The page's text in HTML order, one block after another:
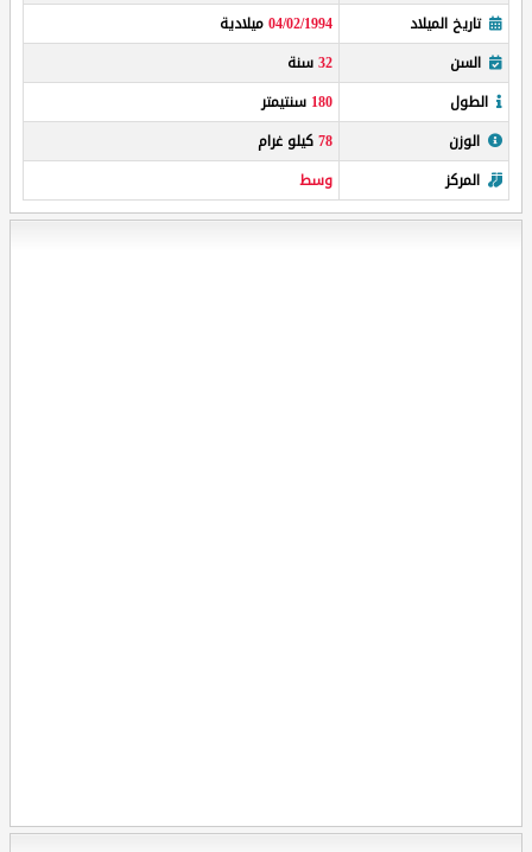
تاريخ الميلاد
04/02/1994ميلادية
السن
32سنة
الطول
180 سنتيمتر
الوزن
78كيلو غرام
المركز
وسط